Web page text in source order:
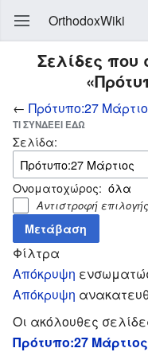
OrthodoxWiki
Σελίδες που
← Πρότυπο:27
ΤΙ ΣΥΝΔΈΕΙ ΕΔΏ
Σελίδα:
Ονοματοχώρος:
Αντιστροφή επιλογής
Φίλτρα
Απόκρυψη
Απόκρυψη
Οι ακόλουθες
Πρότυπο:27 Μάρτιος